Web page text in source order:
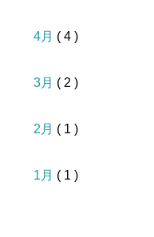
4月 ( 4 )
3月 ( 2 )
2月 ( 1 )
1月 ( 1 )